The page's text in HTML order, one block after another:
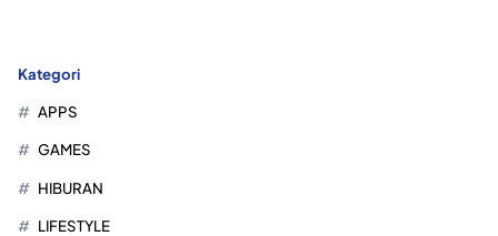
Kategori
APPS
GAMES
HIBURAN
LIFESTYLE